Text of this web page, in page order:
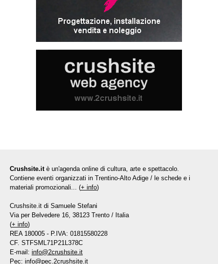
Crushsite.it è un'agenda online di cultura, arte e spettacolo.
Contiene eventi organizzati in Trentino-Alto Adige / le schede e i
materiali promozionali... (+ info)
Crushsite.it di Samuele Stefani
Via per Belvedere 16, 38123 Trento / Italia
(+ info)
REA 180005 - P.IVA: 01815580228
CF. STFSML71P21L378C
E-mail: info@2crushsite.it
Pec: info@pec.2crushsite.it